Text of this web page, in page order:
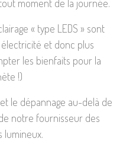
moment de la journée.
« type LEDS » sont
et donc plus
les bienfaits pour la
!)
le dépannage au-delà de
notre fournisseur des
lumineux.